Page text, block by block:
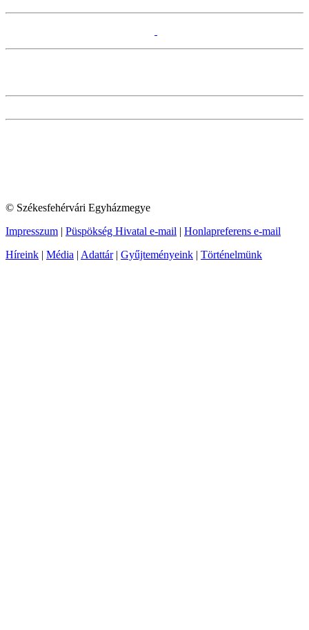
© Székesfehérvári Egyházmegye
Impresszum | Püspökség Hivatal e-mail | Honlapreferens e-mail
Híreink | Média | Adattár| Gyűjteményeink | Történelmünk